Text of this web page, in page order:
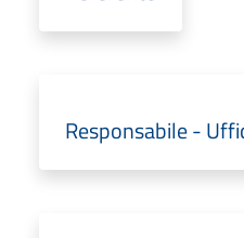
Responsabile -